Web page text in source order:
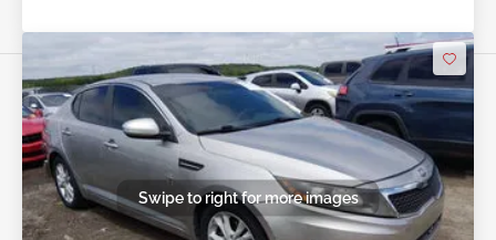
Swipe to right for more images